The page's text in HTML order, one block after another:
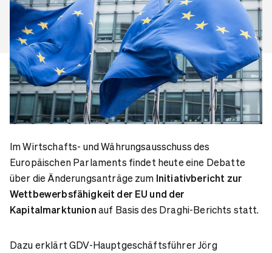
Im Wirtschafts- und Währungsausschuss des
Europäischen Parlaments findet heute eine Debatte
über die Änderungsanträge zum Initiativbericht zur
Wettbewerbsfähigkeit der EU und der
Kapitalmarktunionauf Basis des Draghi-Berichts statt.
Dazu erklärt GDV-Hauptgeschäftsführer Jörg